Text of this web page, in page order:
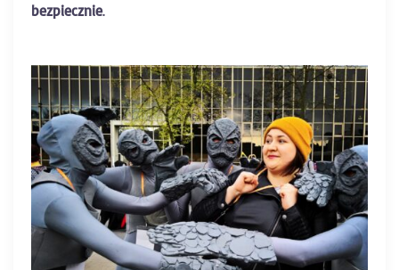
bezpiecznie.